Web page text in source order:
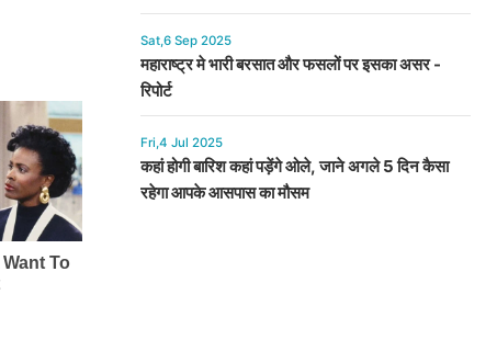
Sat,6 Sep 2025
महाराष्ट्र मे भारी बरसात और फसलों पर इसका असर -
रिपोर्ट
Fri,4 Jul 2025
कहां होगी बारिश कहां पड़ेंगे ओले, जाने अगले 5 दिन कैसा
रहेगा आपके आसपास का मौसम